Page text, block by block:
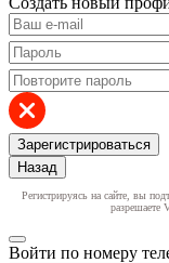
Зарегистрироваться
Назад
Регистрируясь на сайте, вы
разрешаете
Войти по номеру